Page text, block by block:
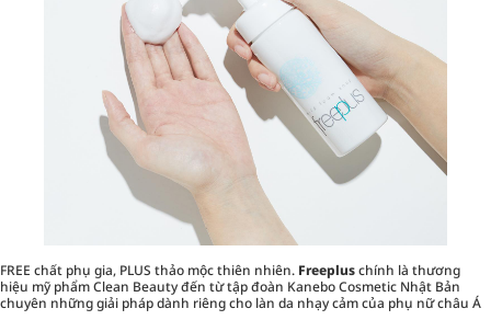
FREE chất phụ gia, PLUS thảo mộc thiên nhiên. Freepluschính là thương
hiệu mỹ phẩm Clean Beauty đến từ tập đoàn Kanebo Cosmetic Nhật Bản
chuyên những giải pháp dành riêng cho làn da nhạy cảm của phụ nữ châu Á